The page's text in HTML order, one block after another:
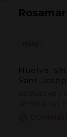
Rosamar
Hôtel
Huelva, s/
Sant